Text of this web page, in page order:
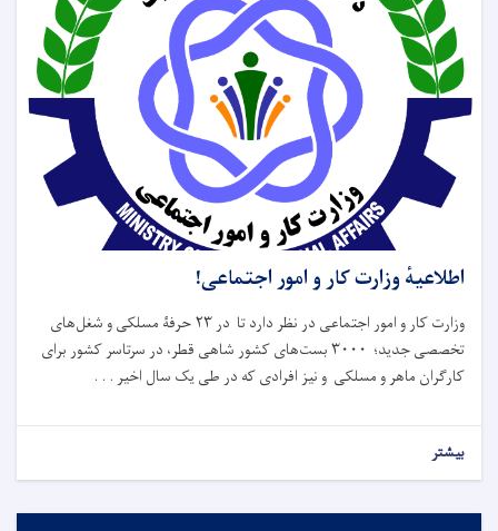
اطلاعیهٔ وزارت کار و امور اجتماعی!
وزارت کار و امور اجتماعی در نظر دارد تا در ۲۳ حرفۀ مسلکی و شغل‌های
تخصصی جدید؛ ۳۰۰۰ بست‌های کشور شاهی قطر، در سرتاسر کشور برای
کارگران ماهر و مسلکی و نیز افرادی که در طی یک سال اخیر . . .
بیشتر